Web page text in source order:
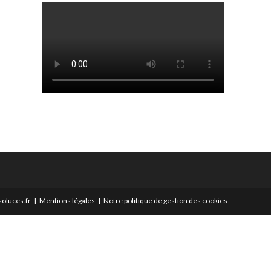
Mentions légales Notre politique de gestion des cookies